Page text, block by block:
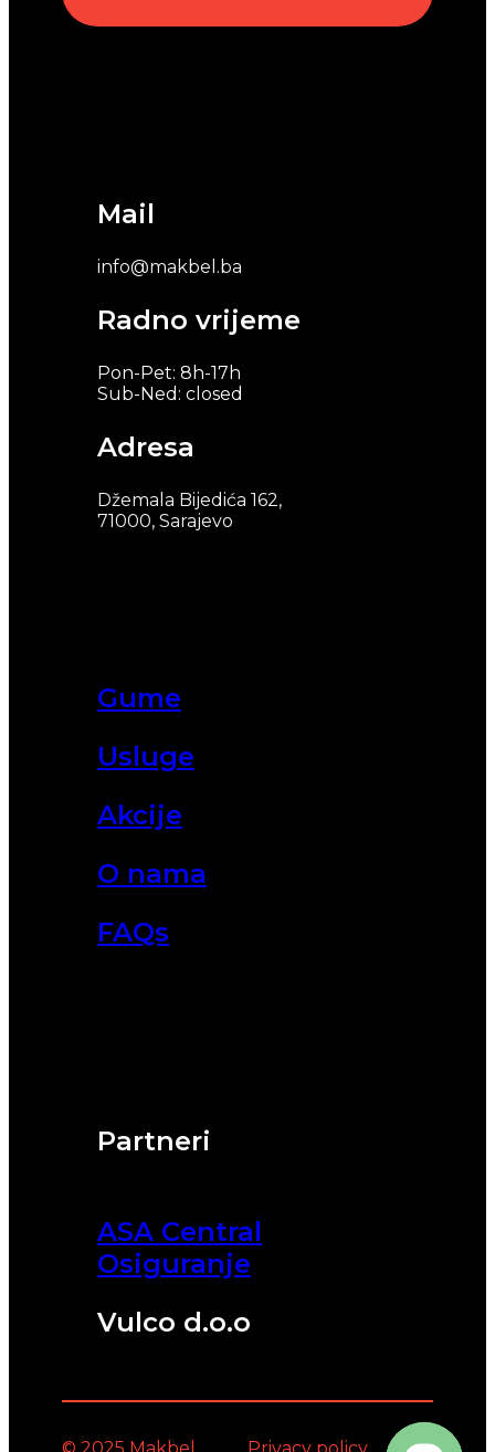
Partneri
ASA Central
Osiguranje
Vulco d.o.o
Gume
Usluge
Akcije
O nama
FAQs
Mail
info@makbel.ba
Radno vrijeme
Pon-Pet: 8h-17h
Sub-Ned: closed
Adresa
Džemala Bijedića 162,
71000, Sarajevo